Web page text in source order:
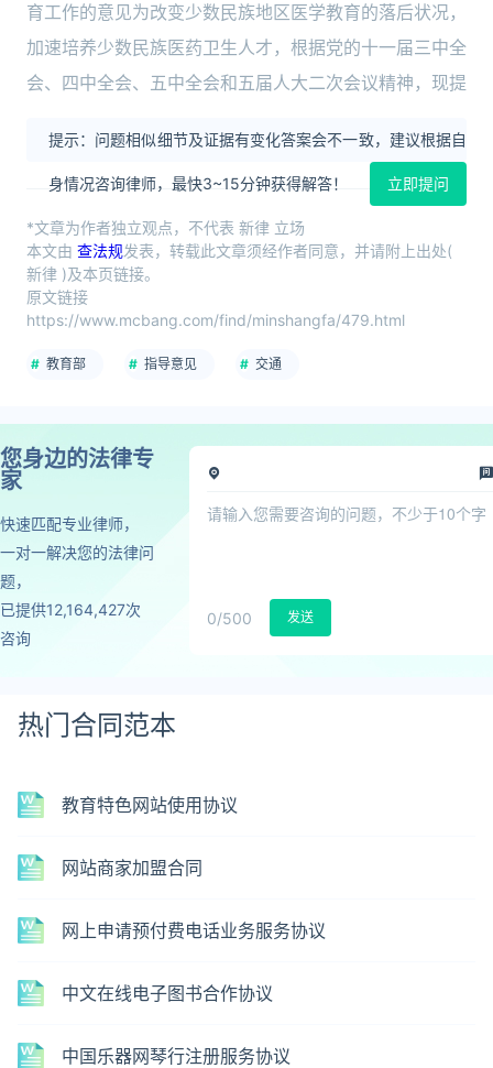
育工作的意见为改变少数民族地区医学教育的落后状况，
加速培养少数民族医药卫生人才，根据党的十一届三中全
会、四中全会、五中全会和五届人大二次会议精神，现提
提示：问题相似细节及证据有变化答案会不一致，建议根据自
身情况咨询律师，最快3~15分钟获得解答！ 立即提问
*文章为作者独立观点，不代表 新律 立场
本文由 查法规发表，转载此文章须经作者同意，并请附上出处(
新律 )及本页链接。
原文链接
https://www.mcbang.com/find/minshangfa/479.html
教育部 指导意见 交通
您身边的法律专
家
快速匹配专业律师，
一对一解决您的法律问
题，
已提供12,164,427次
咨询
0/500 发送
热门合同范本
教育特色网站使用协议
网站商家加盟合同
网上申请预付费电话业务服务协议
中文在线电子图书合作协议
中国乐器网琴行注册服务协议